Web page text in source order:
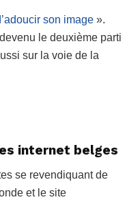
son image ».
le deuxième parti
sur la voie de la
internet belges
se revendiquant de
et le site